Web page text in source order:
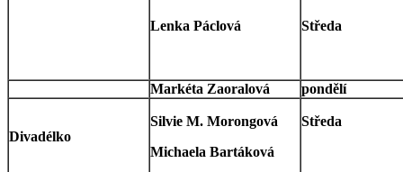
Lenka Páclová Středa
Markéta Zaoralová pondělí
Divadélko
Silvie M. Morongová
Michaela Bartáková
Středa